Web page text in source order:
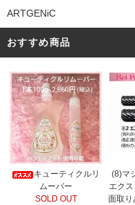
ARTGENiC
おすすめ商品
キューティクルリ
ムーバー
SOLD OUT
(8)マ
エク
面取